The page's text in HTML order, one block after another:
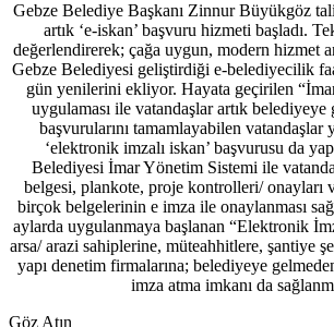
Gebze Belediye Başkanı Zinnur Büyükgöz
artık ‘e-iskan’ başvuru hizmeti başladı.
değerlendirerek; çağa uygun, modern hizmet
Gebze Belediyesi geliştirdiği e-belediyecilik
gün yenilerini ekliyor. Hayata geçirilen
uygulaması ile vatandaşlar artık belediyeye
başvurularını tamamlayabilen vatandaşlar
‘elektronik imzalı iskan’ başvurusu da
Belediyesi İmar Yönetim Sistemi ile
belgesi, plankote, proje kontrolleri/ onayları
birçok belgelerinin e imza ile onaylanması
aylarda uygulanmaya başlanan “Elektronik
arsa/ arazi sahiplerine, müteahhitlere, şantiye
yapı denetim firmalarına; belediyeye
imza atma imkanı da
Göz Atın